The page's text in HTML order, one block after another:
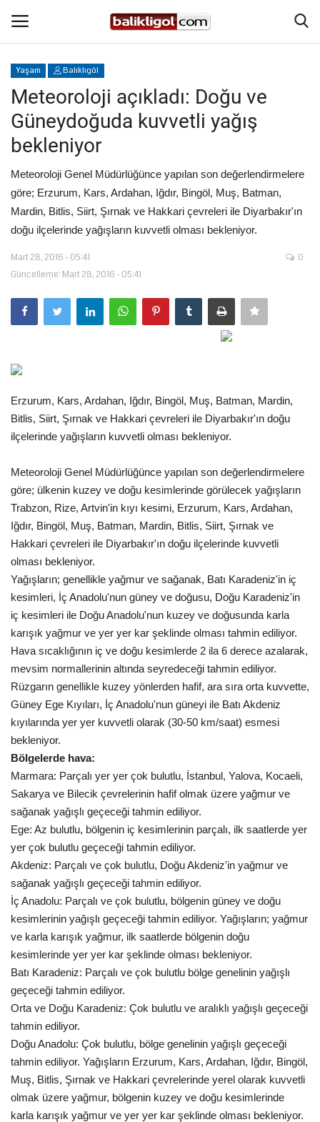
Giriş Yap
Anasayfa
Magazin
Şanlıurfa
Eğitim
Spor
Ekonomi
Galeriler
Künye
Yaşam
İletişim
Sağlık
Kültür Sanat
Yaşam Balıklıgöl
Meteoroloji açıkladı: Doğu ve
Güneydoğuda kuvvetli yağış
bekleniyor
Meteoroloji Genel Müdürlüğünce yapılan son değerlendirmelere
göre; Erzurum, Kars, Ardahan, Iğdır, Bingöl, Muş, Batman,
Mardin, Bitlis, Siirt, Şırnak ve Hakkari çevreleri ile Diyarbakır'ın
doğu ilçelerinde yağışların kuvvetli olması bekleniyor.
Mart 28, 2016 - 05:41
Güncelleme: Mart 28, 2016 - 05:41
0
Erzurum, Kars, Ardahan, Iğdır, Bingöl, Muş, Batman, Mardin,
Bitlis, Siirt, Şırnak ve Hakkari çevreleri ile Diyarbakır'ın doğu
ilçelerinde yağışların kuvvetli olması bekleniyor.
Meteoroloji Genel Müdürlüğünce yapılan son değerlendirmelere
göre; ülkenin kuzey ve doğu kesimlerinde görülecek yağışların
Trabzon, Rize, Artvin'in kıyı kesimi, Erzurum, Kars, Ardahan,
Iğdır, Bingöl, Muş, Batman, Mardin, Bitlis, Siirt, Şırnak ve
Hakkari çevreleri ile Diyarbakır'ın doğu ilçelerinde kuvvetli
olması bekleniyor.
Yağışların; genellikle yağmur ve sağanak, Batı Karadeniz'in iç
kesimleri, İç Anadolu'nun güney ve doğusu, Doğu Karadeniz'in
iç kesimleri ile Doğu Anadolu'nun kuzey ve doğusunda karla
karışık yağmur ve yer yer kar şeklinde olması tahmin ediliyor.
Hava sıcaklığının iç ve doğu kesimlerde 2 ila 6 derece azalarak,
mevsim normallerinin altında seyredeceği tahmin ediliyor.
Rüzgarın genellikle kuzey yönlerden hafif, ara sıra orta kuvvette,
Güney Ege Kıyıları, İç Anadolu'nun güneyi ile Batı Akdeniz
kıyılarında yer yer kuvvetli olarak (30-50 km/saat) esmesi
bekleniyor.
Bölgelerde hava:
Marmara: Parçalı yer yer çok bulutlu, İstanbul, Yalova, Kocaeli,
Sakarya ve Bilecik çevrelerinin hafif olmak üzere yağmur ve
sağanak yağışlı geçeceği tahmin ediliyor.
Ege: Az bulutlu, bölgenin iç kesimlerinin parçalı, ilk saatlerde yer
yer çok bulutlu geçeceği tahmin ediliyor.
Akdeniz: Parçalı ve çok bulutlu, Doğu Akdeniz'in yağmur ve
sağanak yağışlı geçeceği tahmin ediliyor.
İç Anadolu: Parçalı ve çok bulutlu, bölgenin güney ve doğu
kesimlerinin yağışlı geçeceği tahmin ediliyor. Yağışların; yağmur
ve karla karışık yağmur, ilk saatlerde bölgenin doğu
kesimlerinde yer yer kar şeklinde olması bekleniyor.
Batı Karadeniz: Parçalı ve çok bulutlu bölge genelinin yağışlı
geçeceği tahmin ediliyor.
Orta ve Doğu Karadeniz: Çok bulutlu ve aralıklı yağışlı geçeceği
tahmin ediliyor.
Doğu Anadolu: Çok bulutlu, bölge genelinin yağışlı geçeceği
tahmin ediliyor. Yağışların Erzurum, Kars, Ardahan, Iğdır, Bingöl,
Muş, Bitlis, Şırnak ve Hakkari çevrelerinde yerel olarak kuvvetli
olmak üzere yağmur, bölgenin kuzey ve doğu kesimlerinde
karla karışık yağmur ve yer yer kar şeklinde olması bekleniyor.